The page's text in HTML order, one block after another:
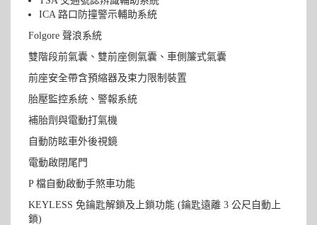
ICA 路口防撞警示輔助系統
Folgore 聲浪系統
雙階段前氣囊、雙前座側氣囊、車側簾式氣囊
前座安全帶含預縮器及束力限制裝置
胎壓監控系統、警報系統
補胎劑與電動打氣機
自動防眩車外後視鏡
電動啟閉尾門
P 檔自動啟動手煞車功能
KEYLESS 免鑰匙解鎖及上鎖功能 (鑰匙遠離 3 公尺自動上
鎖)